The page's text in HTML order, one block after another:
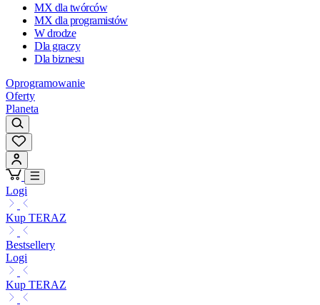
MX dla twórców
MX dla programistów
W drodze
Dla graczy
Dla biznesu
Oprogramowanie
Oferty
Planeta
Logi
Kup TERAZ
Bestsellery
Logi
Kup TERAZ